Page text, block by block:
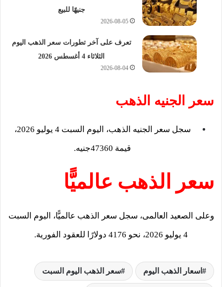
جنيهًا للبيع
2026-08-05
تعرف على آخر تطورات سعر الذهب اليوم
الثلاثاء 4 أغسطس 2026
2026-08-04
سعر الجنيه الذهب
سجل سعر الجنيه الذهب، اليوم السبت 4 يوليو 2026،
قيمة 47360جنيه.
سعر الذهب عالميًّا
وعلى الصعيد العالمى، سجل سعر الذهب عالميًّا، اليوم السبت
4 يوليو 2026، نحو 4176 دولارًا للعقود الفورية.
اسعار الذهب اليوم سعر الذهب اليوم السبت